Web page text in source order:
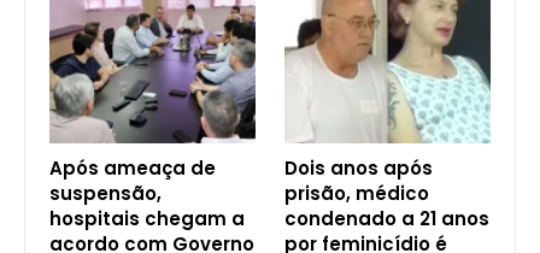
Após ameaça de
suspensão,
hospitais chegam a
acordo com Governo
Dois anos após
prisão, médico
condenado a 21 anos
por feminicídio é